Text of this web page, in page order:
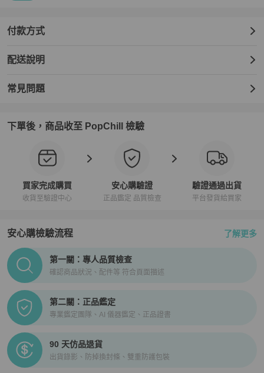
付款方式
配送說明
常見問題
下單後，商品收至 PopChill 檢驗
買家完成購買
收貨至驗證中心
安心購驗證
正品鑑定 品質檢查
驗證通過出貨
平台發貨給買家
安心購檢驗流程 了解更多
PopChill拍拍圈正品驗證、安心購檢驗流程介紹
第一關：專人品質檢查
確認商品狀況、配件等 符合頁面描述
第二關：正品鑑定
專業鑑定團隊、AI 儀器鑑定、正品證書
90 天仿品退貨
出貨錄影、防掉換封條、雙重防護包裝